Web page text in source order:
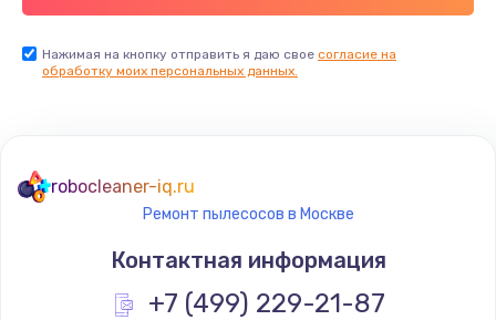
Нажимая на кнопку отправить я даю свое согласие на
обработку моих персональных данных.
robocleaner-iq.ru
Ремонт пылесосов в Москве
Контактная информация
+7 (499) 229-21-87